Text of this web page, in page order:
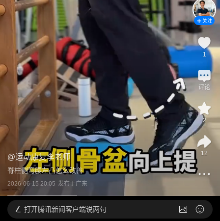
@运动康复李老师
脊柱侧弯腰左凸怎么改善
2026-06-15 20:05 发布于广东
关注
1
评论
2
12
打开腾讯新闻客户端说两句